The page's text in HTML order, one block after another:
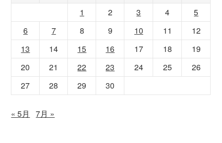
1 2 3 4
5
6
7 8 9 10 11
12
13
14 15 16 17 18
19
20
21 22 23 24 25
26
27
28 29 30
« 5月 7月 »